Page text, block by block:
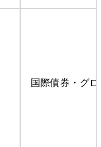
国際債券・グ